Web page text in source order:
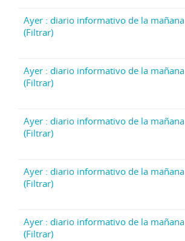
Ayer : diario informativo de la mañana
(Filtrar)
Ayer : diario informativo de la mañana
(Filtrar)
Ayer : diario informativo de la mañana
(Filtrar)
Ayer : diario informativo de la mañana
(Filtrar)
Ayer : diario informativo de la mañana
(Filtrar)